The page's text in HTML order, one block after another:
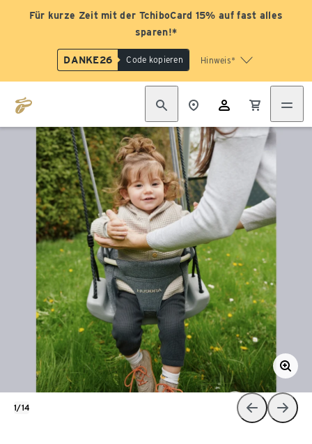
Für kurze Zeit mit der TchiboCard 15% auf fast alles
sparen!*
DANKE26 Code kopieren Hinweis*
1/14